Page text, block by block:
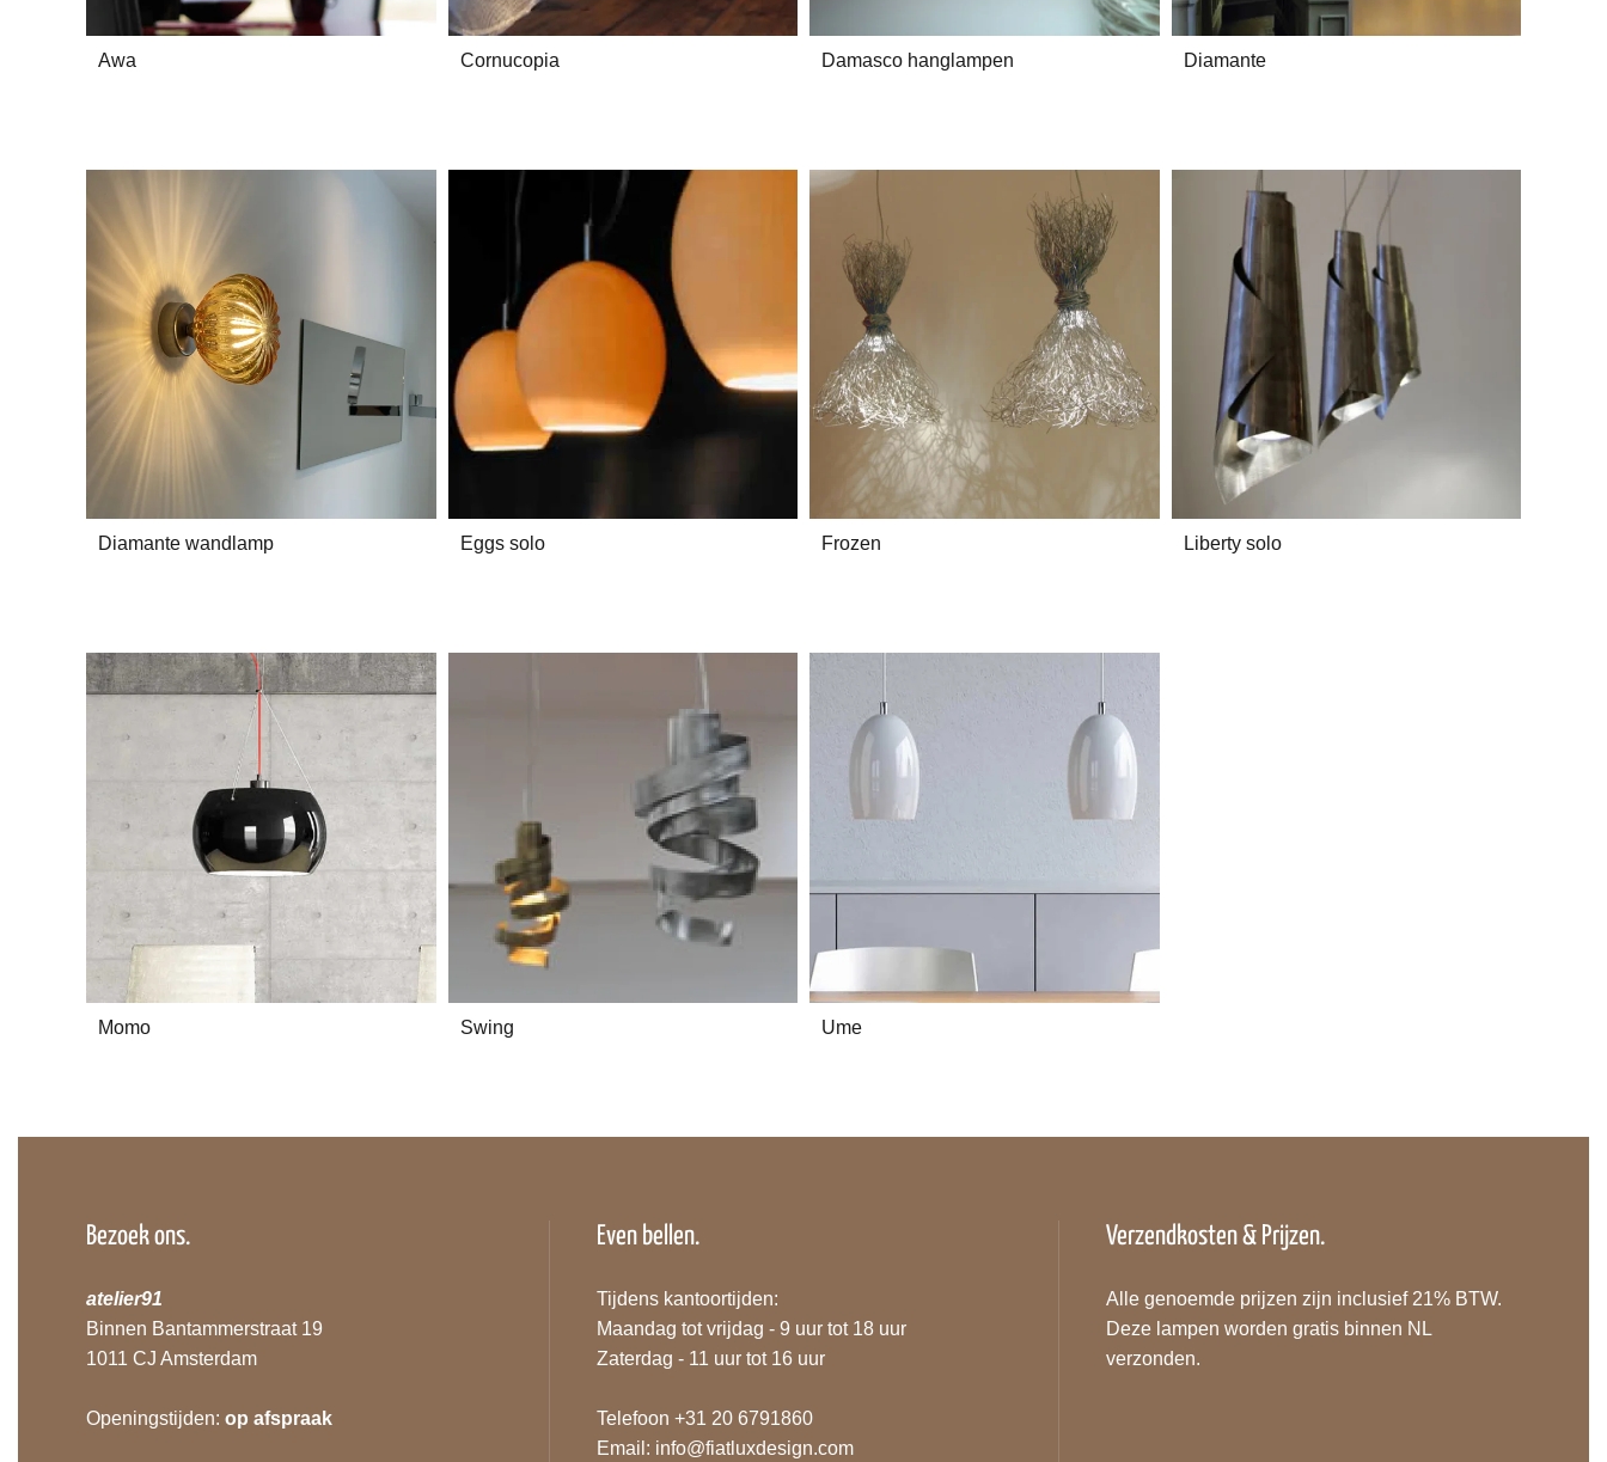
Awa Cornucopia Damasco hanglampen Diamante
Diamante wandlamp Eggs solo Frozen Liberty solo
Momo Swing Ume
Bezoek ons.
atelier91
Binnen Bantammerstraat 19
1011 CJ Amsterdam
Openingstijden:op afspraak
Even bellen.
Tijdens kantoortijden:
Maandag tot vrijdag - 9 uur tot 18 uur
Zaterdag - 11 uur tot 16 uur
Telefoon +31 20 6791860
Email: info@fiatluxdesign.com
Verzendkosten & Prijzen.
Alle genoemde prijzen zijn inclusief 21% BTW.
Deze lampen worden gratis binnen NL
verzonden.